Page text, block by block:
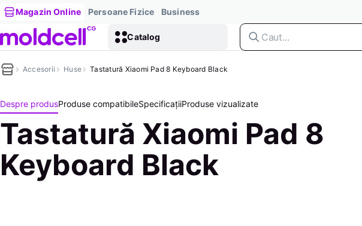
Magazin Online Persoane Fizice Business
Catalog
Accesorii Huse Tastatură Xiaomi Pad 8 Keyboard Black
Despre produsProduse compatibileSpecificațiiProduse vizualizate
Tastatură Xiaomi Pad 8
Keyboard Black